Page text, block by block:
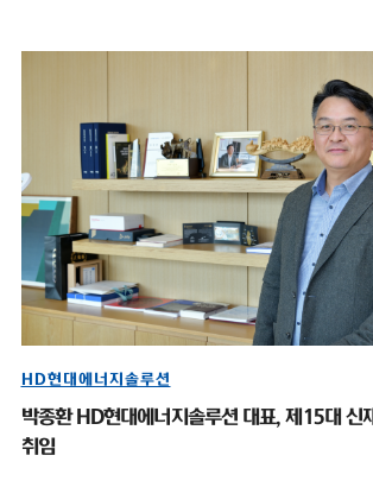
HD현대에너지솔루션
박종환 HD현대에너지솔루션 대표, 제15대 신
취임